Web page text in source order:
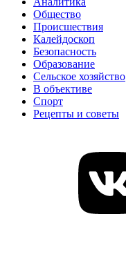
Общество
Происшествия
Калейдоскоп
Безопасность
Образование
Сельское хозяйство
В объективе
Спорт
Рецепты и советы